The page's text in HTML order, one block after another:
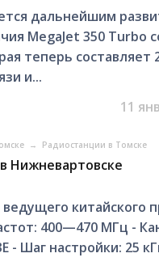
дальнейшим
MegaJet 350 Turbo
теперь составляет
и...
11
→ Радиостанции в Томске
Нижневартовске
китайского
400—470 МГц -
- Шаг настройки: 25